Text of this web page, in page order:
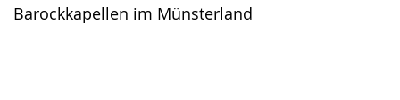
Barockkapellen im Münsterland